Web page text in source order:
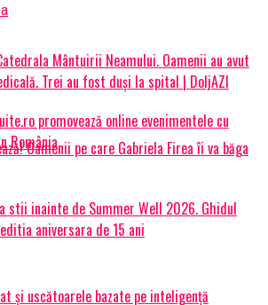
Mântuirii Neamului. Oamenii au avut
Trei au fost duși la spital | DoljAZI
Oamenii pe care Gabriela Firea îi va băga
promovează online evenimentele cu
România
stii inainte de Summer Well 2026. Ghidul
aniversara de 15 ani
și uscătoarele bazate pe inteligență